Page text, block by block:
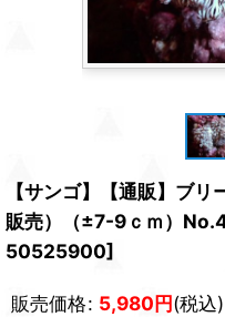
【サンゴ】【通販】ブ
販売）（±7-9ｃｍ）No.4
50525900]
販売価格: 5,980円(税込)